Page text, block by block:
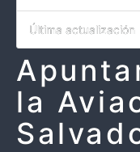
Última actualización
la